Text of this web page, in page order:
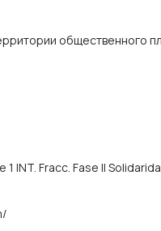
общественного
INT. Fracc. Fase II